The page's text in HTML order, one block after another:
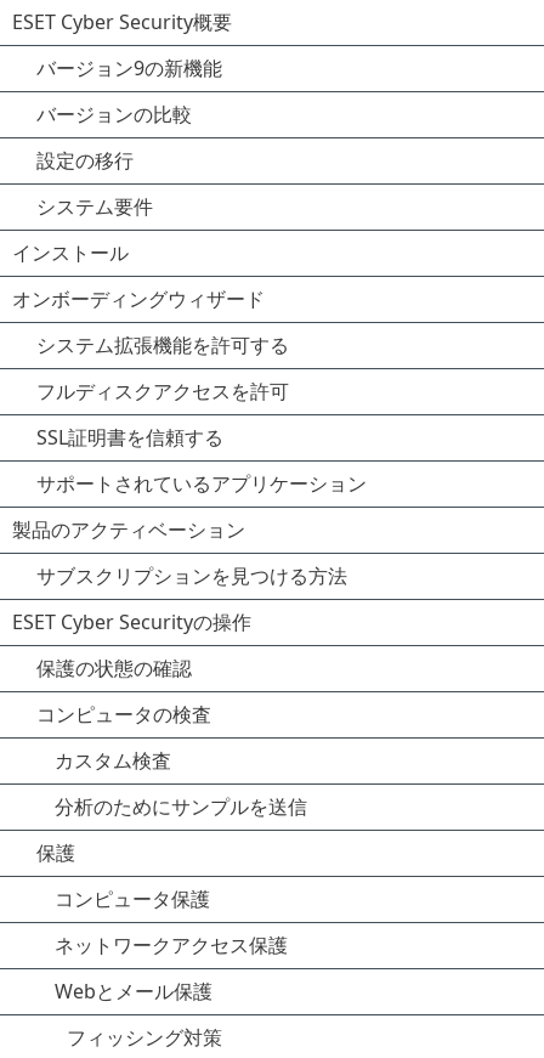
ESET Cyber Security概要
バージョン9の新機能
バージョンの比較
設定の移行
システム要件
インストール
オンボーディングウィザード
システム拡張機能を許可する
フルディスクアクセスを許可
SSL証明書を信頼する
サポートされているアプリケーション
製品のアクティベーション
サブスクリプションを見つける方法
ESET Cyber Securityの操作
保護の状態の確認
コンピュータの検査
カスタム検査
分析のためにサンプルを送信
保護
コンピュータ保護
ネットワークアクセス保護
Webとメール保護
フィッシング対策